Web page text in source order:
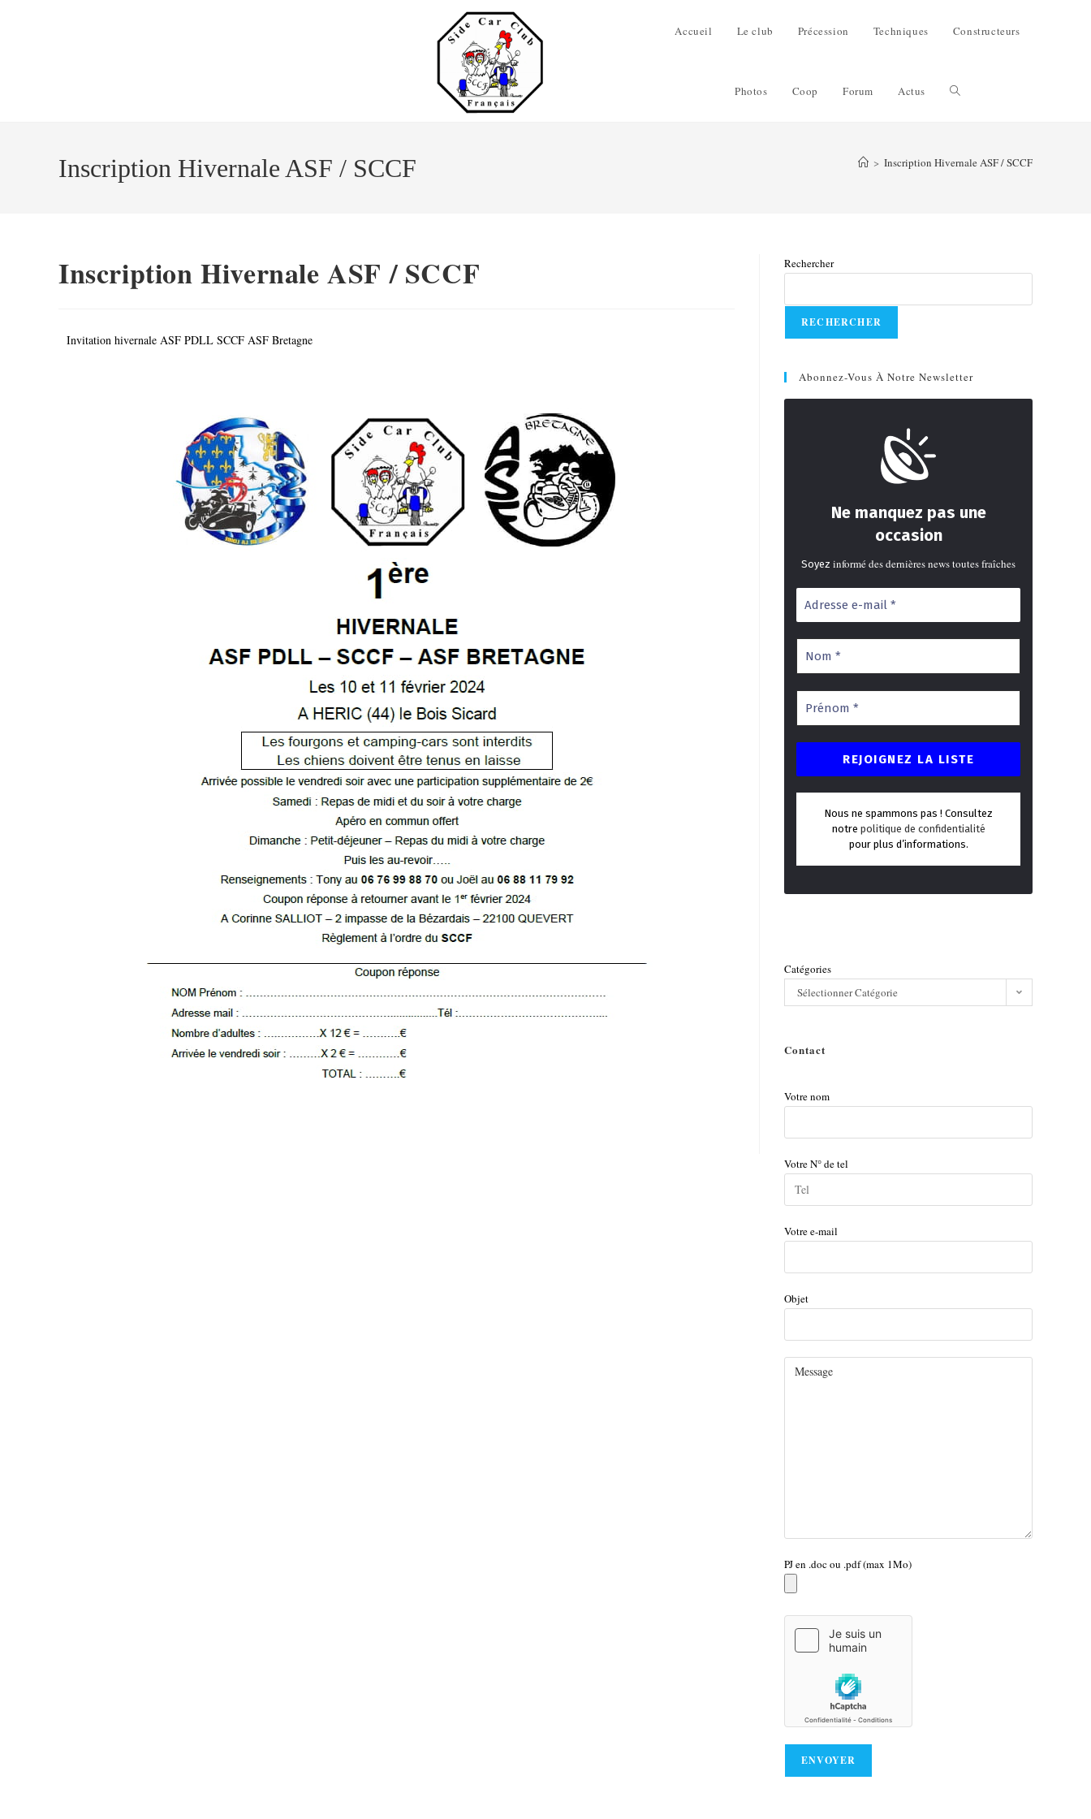
Accueil Le club Précession Techniques Constructeurs
Photos Coop Forum Actus
Inscription Hivernale ASF / SCCF > Inscription Hivernale ASF / SCCF
Inscription Hivernale ASF / SCCF
Invitation hivernale ASF PDLL SCCF ASF Bretagne
Rechercher
RECHERCHER
Abonnez-Vous À Notre Newsletter
Ne manquez pas une
occasion
Soyez informé des dernières news toutes fraîches
Nous ne spammons pas ! Consultez
notre politique de confidentialité
pour plus d’informations.
Catégories
Sélectionner Catégorie
Contact
Votre nom
Votre N° de tel
Votre e-mail
Objet
PJ en .doc ou .pdf (max 1Mo)